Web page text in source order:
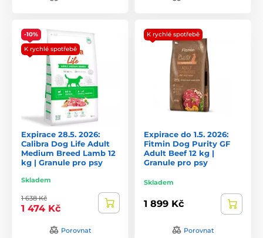
-10%
K rychlé spotřebě
Expirace 28.5. 2026:
Calibra Dog Life Adult
Medium Breed Lamb 12
kg | Granule pro psy
Skladem
1 638 Kč
1 474 Kč
Porovnat
K rychlé spotřebě
Expirace do 1.5. 2026:
Fitmin Dog Purity GF
Adult Beef 12 kg |
Granule pro psy
Skladem
1 899 Kč
Porovnat